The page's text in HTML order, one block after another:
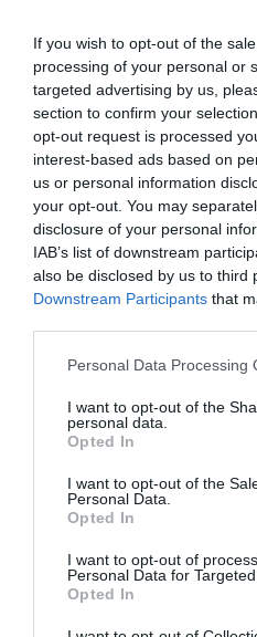
If you wish to opt-out of the
processing of your personal or
targeted advertising by us,
section to confirm your
opt-out request is processed
interest-based ads based on
us or personal information
your opt-out. You may
disclosure of your personal
IAB’s list of downstream
also be disclosed by us to third
Downstream Participants that
Please note that this website/
not limited to your visit or
grant or deny consent to
use your data for below
consent section.
Personal Data Processing
I want to opt-out of the
personal data.
Opted In
I want to opt-out of the
Personal Data.
Opted In
I want to opt-out of
Personal Data for Targeted
Opted In
mezőgazdaság automatizálás
john deere munkaerőhiány